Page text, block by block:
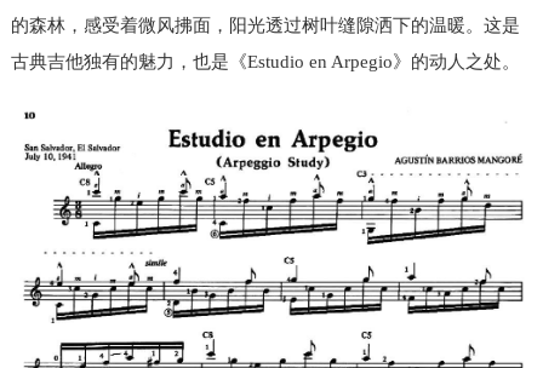
的森林，感受着微风拂面，阳光透过树叶缝隙洒下的温暖。这是
古典吉他独有的魅力，也是《Estudio en Arpegio》的动人之处。